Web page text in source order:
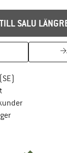
SALU
garanti - hitta